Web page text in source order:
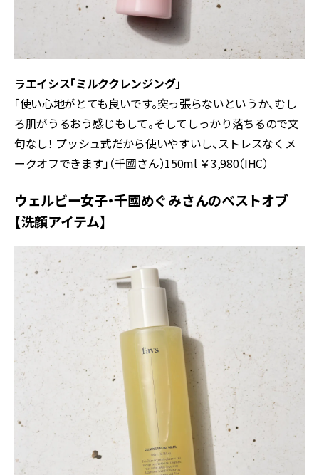
ラエイシス「ミルククレンジング」
「使い心地がとても良いです。突っ張らないというか、むし
ろ肌がうるおう感じもして。そしてしっかり落ちるので文
句なし！ プッシュ式だから使いやすいし、ストレスなくメ
ークオフできます」（千國さん）150ml ￥3,980（IHC）
ウェルビー女子・千國めぐみさんのベストオブ
【洗顔アイテム】